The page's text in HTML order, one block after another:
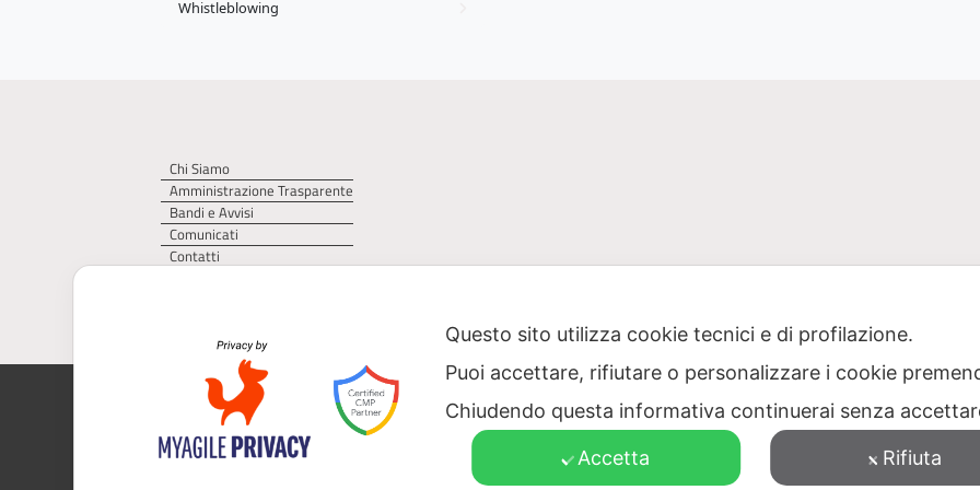
Whistleblowing
Chi Siamo
Amministrazione Trasparente
Bandi e Avvisi
Comunicati
Contatti
AGER – Agenzia Territoriale della Regione Puglia per il servizio di gestione dei rifiuti – Via Delle
CF 93473040728 – PEC: protocollo@pec.ager.puglia.it – TEL:
Questo sito utilizza cookie tecnici e di profilazione.
Puoi accettare, rifiutare o personalizzare i cookie
Chiudendo questa informativa continuerai senza
Accetta Rifiuta